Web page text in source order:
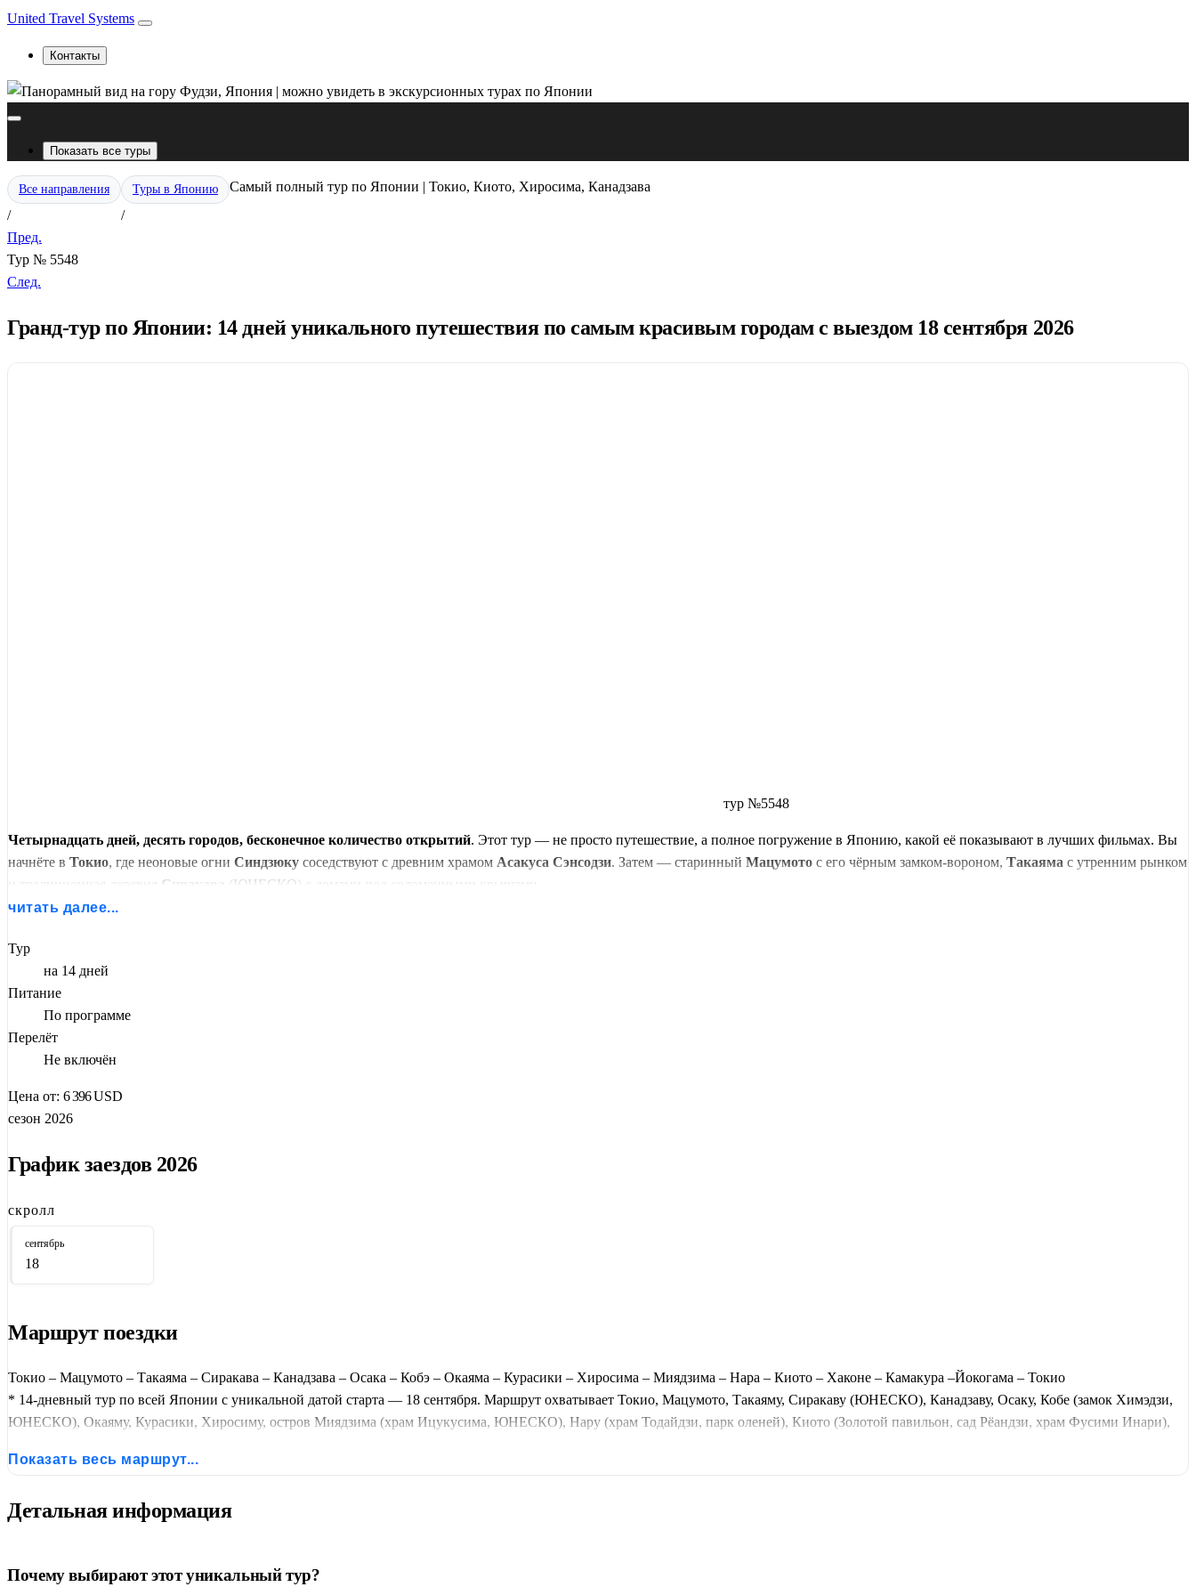
United Travel Systems
Контакты
Показать все туры
Все направления
/
Туры в Японию
/
Самый полный тур по Японии | Токио, Киото, Хиросима, Канадзава
Пред.
Тур № 5548
След.
Гранд-тур по Японии: 14 дней уникального путешествия по самым красивым городам с выездом 18 сентября 2026
тур №5548
Четырнадцать дней, десять городов, бесконечное количество открытий. Этот тур — не просто путешествие, а полное погружение в Японию, какой её показывают в лучших фильмах. Вы
начнёте в Токио, где неоновые огни Синдзюку соседствуют с древним храмом Асакуса Сэнсодзи. Затем — старинный Мацумото с его чёрным замком-вороном, Такаяма с утренним рынком
Сиракава (ЮНЕСКО) с домами под соломенными крышами.
Хиросима
воротФусими Инари
Возвращение в Токио — и снова в путь:
который охватывает всю Японию — от горных деревень до океанских берегов, от древности до футуризма.
читать далее...
Тур
на 14 дней
Питание
По программе
Перелёт
Не включён
Цена от: 6 396USD
сезон 2026
График заездов 2026
скролл
сентябрь
18
Маршрут поездки
Токио – Мацумото – Такаяма – Сиракава – Канадзава – Осака – Кобэ – Окаяма – Курасики – Хиросима – Миядзима – Нара – Киото – Хаконе – Камакура –Йокогама – Токио
* 14-дневный тур по всей Японии с уникальной датой старта — 18 сентября. Маршрут охватывает Токио, Мацумото, Такаяму, Сиракаву (ЮНЕСКО), Канадзаву, Осаку, Кобе (замок Химэдзи,
ЮНЕСКО), Окаяму, Курасики, Хиросиму, остров Миядзима (храм Ицукусима, ЮНЕСКО), Нару (храм Тодайдзи, парк оленей), Киото (Золотой павильон, сад Рёандзи, храм Фусими Инари),
Хиросима – Киото и Киото – Токио. Тур сборный, от 2 человек.
Показать весь маршрут...
Детальная информация
Почему выбирают этот уникальный тур?